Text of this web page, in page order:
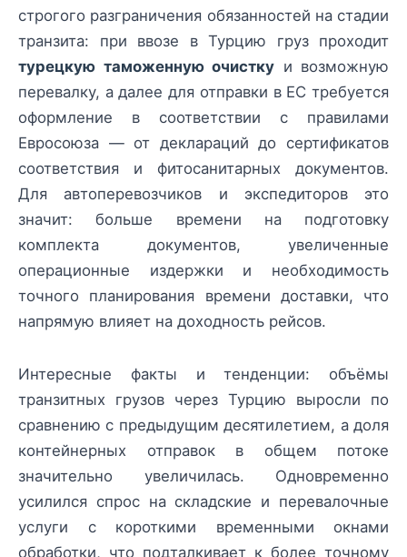
строгого разграничения обязанностей на стадии
транзита: при ввозе в Турцию груз проходит
турецкую таможенную очистку и возможную
перевалку, а далее для отправки в ЕС требуется
оформление в соответствии с правилами
Евросоюза — от деклараций до сертификатов
соответствия и фитосанитарных документов.
Для автоперевозчиков и экспедиторов это
значит: больше времени на подготовку
комплекта документов, увеличенные
операционные издержки и необходимость
точного планирования времени доставки, что
напрямую влияет на доходность рейсов.
Интересные факты и тенденции: объёмы
транзитных грузов через Турцию выросли по
сравнению с предыдущим десятилетием, а доля
контейнерных отправок в общем потоке
значительно увеличилась. Одновременно
усилился спрос на складские и перевалочные
услуги с короткими временными окнами
обработки, что подталкивает к более точному